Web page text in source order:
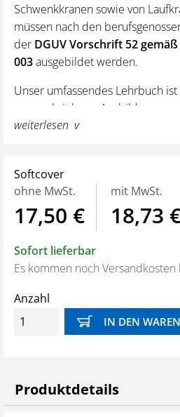
Schwenkkranen sowie von
müssen nach den
der DGUV Vorschrift 52
003ausgebildet werden.
Unser umfassendes Lehrbuch
vorgeschriebene Ausbildung
Krantypen ausgerichtet. Es
Aus dem Inhalt
Rechtliche Grundlagen
Physikalische Grundlagen
Begriffsbestimmungen
Anforderungen an den
Sicherheitstechnische
Lastaufnahme- und
weiterlesen
Softcover
ohne MwSt.
17,50 €
mit MwSt.
18,73
Sofort lieferbar
Es kommen noch Versandkosten
Anzahl
Produktdetails